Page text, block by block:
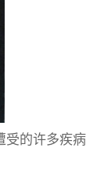
受的许多疾病